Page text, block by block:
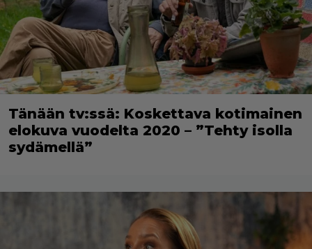
Tänään tv:ssä: Koskettava kotimainen
elokuva vuodelta 2020 – ”Tehty isolla
sydämellä”